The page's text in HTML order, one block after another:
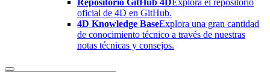
Repositorio GitHub 4DExplora el repositorio
oficial de 4D en GitHub.
4D Knowledge BaseExplora una gran cantidad
de conocimiento técnico a través de nuestras
notas técnicas y consejos.